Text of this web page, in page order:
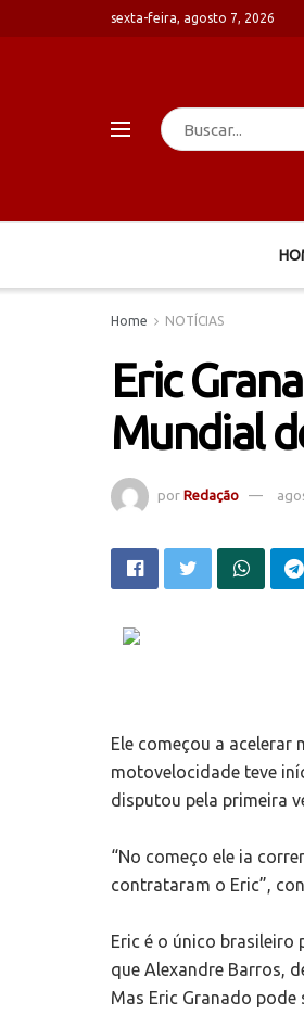
sexta-feira, agosto 7, 2026
Home NOTÍCIAS
Eric
Mundial
por Redação
Ele começou a acelerar
motovelocidade teve
disputou pela primeira
“No começo ele ia
contrataram o Eric”,
Eric é o único brasileiro
que Alexandre Barros,
Mas Eric Granado